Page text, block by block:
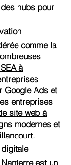
hubs pour
comme la
à
Google Ads et
entreprises
site web à
modernes et
.
est un